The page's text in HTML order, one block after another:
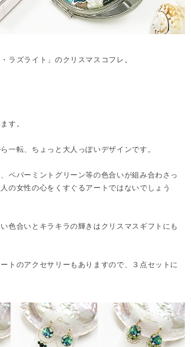
ラズライト」のクリスマスコフレ。
す。
一転、ちょっと大人っぽいデザインです。
ペパーミントグリーン等の色合いが組み合わさっ
の女性の心をくすぐるアートではないでしょう
色合いとキラキラの輝きはクリスマスギフトにも
トのアクセサリーもありますので、３点セットに